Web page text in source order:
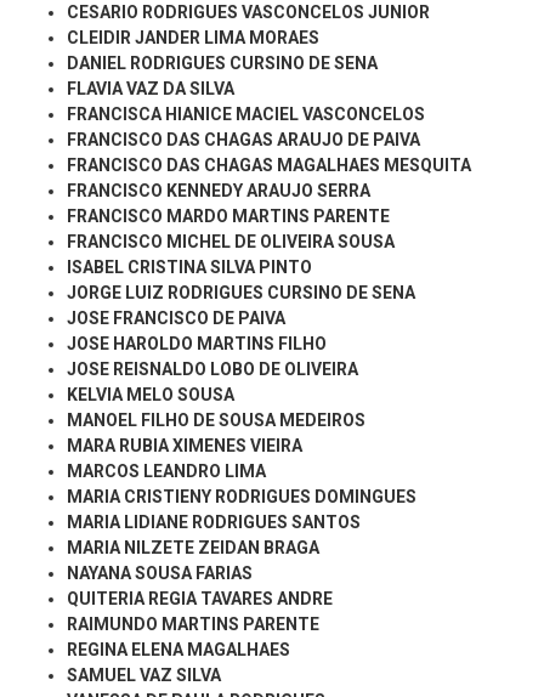
CESARIO RODRIGUES VASCONCELOS JUNIOR
CLEIDIR JANDER LIMA MORAES
DANIEL RODRIGUES CURSINO DE SENA
FLAVIA VAZ DA SILVA
FRANCISCA HIANICE MACIEL VASCONCELOS
FRANCISCO DAS CHAGAS ARAUJO DE PAIVA
FRANCISCO DAS CHAGAS MAGALHAES MESQUITA
FRANCISCO KENNEDY ARAUJO SERRA
FRANCISCO MARDO MARTINS PARENTE
FRANCISCO MICHEL DE OLIVEIRA SOUSA
ISABEL CRISTINA SILVA PINTO
JORGE LUIZ RODRIGUES CURSINO DE SENA
JOSE FRANCISCO DE PAIVA
JOSE HAROLDO MARTINS FILHO
JOSE REISNALDO LOBO DE OLIVEIRA
KELVIA MELO SOUSA
MANOEL FILHO DE SOUSA MEDEIROS
MARA RUBIA XIMENES VIEIRA
MARCOS LEANDRO LIMA
MARIA CRISTIENY RODRIGUES DOMINGUES
MARIA LIDIANE RODRIGUES SANTOS
MARIA NILZETE ZEIDAN BRAGA
NAYANA SOUSA FARIAS
QUITERIA REGIA TAVARES ANDRE
RAIMUNDO MARTINS PARENTE
REGINA ELENA MAGALHAES
SAMUEL VAZ SILVA